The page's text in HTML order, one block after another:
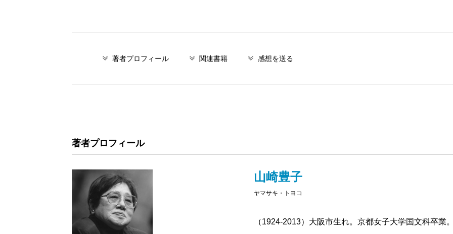
著者プロフィール 関連書籍 感想を送る
著者プロフィール
山崎豊子
ヤマサキ・トヨコ
（1924-2013）大阪市生れ。京都女子大学国文科卒